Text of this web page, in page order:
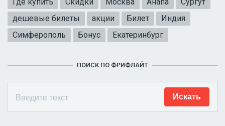
дешевые билеты
акции Билет
Индия
Симферополь
Бонус Екатеринбург
ПОИСК ПО ФРИФЛАЙТ